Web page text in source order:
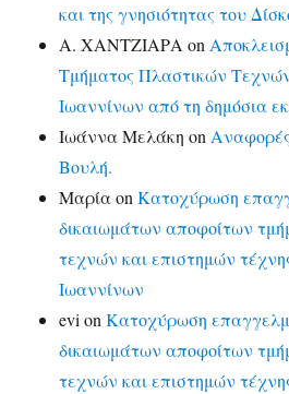
και της γνησιότητας του
Α. ΧΑΝΤΖΙΑΡΑ on
Τμήματος Πλαστικών
Ιωαννίνων από τη δημόσια
Ιωάννα Μελάκη on
Βουλή.
ΜαρίαonΚατοχύρωση
δικαιωμάτων αποφοίτων
τεχνών και επιστημών
Ιωαννίνων
evi onΚατοχύρωση
δικαιωμάτων αποφοίτων
τεχνών και επιστημών